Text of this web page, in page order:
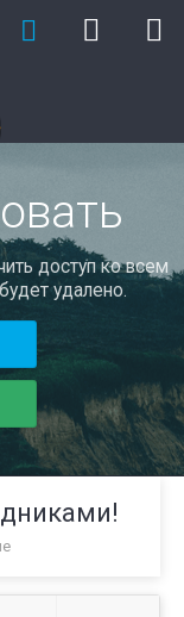
доступ ко всем
удалено.